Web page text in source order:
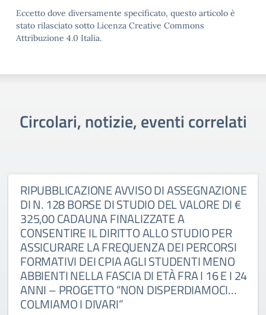
Eccetto dove diversamente specificato, questo articolo è
stato rilasciato sotto Licenza Creative Commons
Attribuzione 4.0 Italia.
Circolari, notizie, eventi correlati
RIPUBBLICAZIONE AVVISO DI ASSEGNAZIONE
DI N. 128 BORSE DI STUDIO DEL VALORE DI €
325,00 CADAUNA FINALIZZATE A
CONSENTIRE IL DIRITTO ALLO STUDIO PER
ASSICURARE LA FREQUENZA DEI PERCORSI
FORMATIVI DEI CPIA AGLI STUDENTI MENO
ABBIENTI NELLA FASCIA DI ETÀ FRA I 16 E I 24
ANNI – PROGETTO “NON DISPERDIAMOCI…
COLMIAMO I DIVARI”